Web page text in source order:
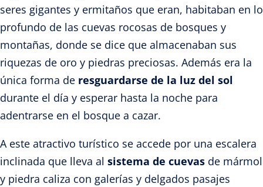
seres gigantes y ermitaños que eran, habitaban en lo
profundo de las cuevas rocosas de bosques y
montañas, donde se dice que almacenaban sus
riquezas de oro y piedras preciosas. Además era la
única forma de resguardarse de la luz del sol
durante el día y esperar hasta la noche para
adentrarse en el bosque a cazar.
A este atractivo turístico se accede por una escalera
inclinada que lleva al sistema de cuevas de mármol
y piedra caliza con galerías y delgados pasajes